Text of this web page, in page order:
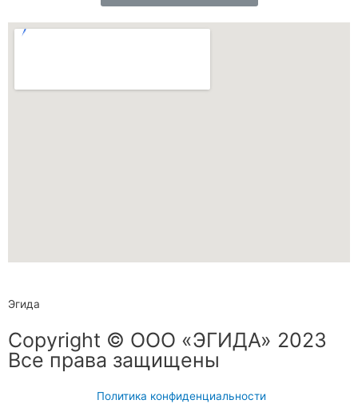
Эгида
Copyright © ООО «ЭГИДА» 2023
Все права защищены
Политика конфиденциальности